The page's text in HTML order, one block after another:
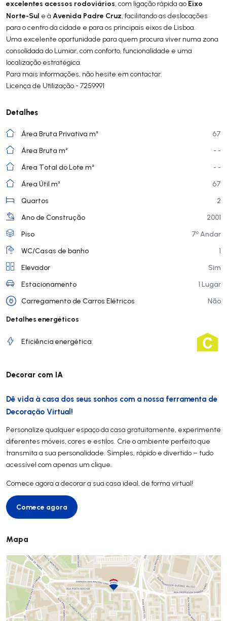
excelentes acessos rodoviários, com ligação rápida ao Eixo
Norte-Sul e à Avenida Padre Cruz, facilitando as deslocações
para o centro da cidade e para os principais eixos de Lisboa.
Uma excelente oportunidade para quem procura viver numa zona
consolidada do Lumiar, com conforto, funcionalidade e uma
localização estratégica.
Para mais informações, não hesite em contactar.
Licença de Utilização - 7259991
Detalhes
Área Bruta Privativa m²
67
Área Bruta m²
- -
Área Total do Lote m²
- -
Área Útil m²
67
Quartos
2
Ano de Construção
2001
Piso
7o Andar
WC/Casas de banho
1
Elevador
Sim
Estacionamento
1 Lugar
Carregamento de Carros Elétricos
Não
Detalhes energéticos
Eficiência energética
Decorar com IA
Dê vida à casa dos seus sonhos com a nossa ferramenta de
Decoração Virtual!
Personalize qualquer espaço da casa gratuitamente, experimente
diferentes móveis, cores e estilos. Crie o ambiente perfeito que
transmita a sua personalidade. Simples, rápido e divertido – tudo
acessível com apenas um clique.
Comece agora a decorar a sua casa ideal, de forma virtual!
Comece agora
Comece agora
Mapa